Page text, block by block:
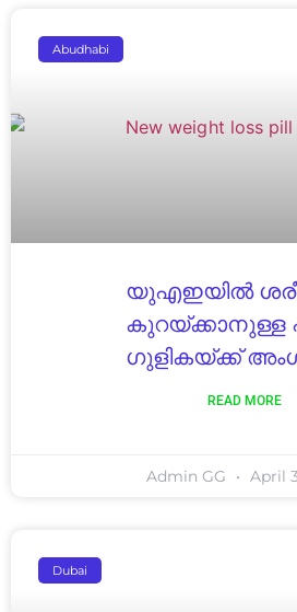
Abudhabi
യുഎഇയിൽ
കുറയ്ക്കാനുള്ള
ഗുളികയ്ക്ക്
READ MORE
Admin GG April
Dubai